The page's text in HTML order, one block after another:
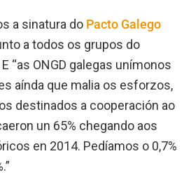
a sinatura do Pacto Galego
a todos os grupos do
“as ONGD galegas unímonos
aínda que malia os esforzos,
destinados a cooperación ao
un 65% chegando aos
en 2014. Pedíamos o 0,7%